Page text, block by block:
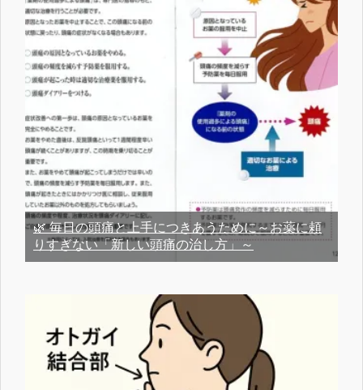
🌿 毎日の頭痛と上手につきあうために～お薬に頼
りすぎない「新しい頭痛の治し方」～